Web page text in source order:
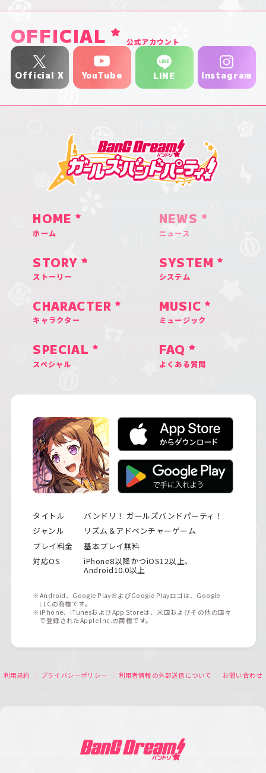
OFFICIAL 公式アカウント
Official X YouTube LINE Instagram
HOME
ホーム
NEWS
ニュース
STORY
ストーリー
SYSTEM
システム
CHARACTER
キャラクター
MUSIC
ミュージック
SPECIAL
スペシャル
FAQ
よくある質問
タイトル
バンドリ！ ガールズバンドパーティ！
ジャンル
リズム＆アドベンチャーゲーム
プレイ料金
基本プレイ無料
対応OS
iPhone8以降かつiOS12以上、
Android10.0以上
※Android、Google PlayおよびGoogle Playロゴは、Google
LLCの商標です。
※iPhone、iTunesおよびApp Storeは、米国およびその他の国々
で登録されたApple Inc.の商標です。
利用規約 プライバシーポリシー 利用者情報の外部送信について お問い合わせ